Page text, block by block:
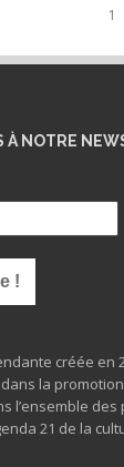
1
À NOTRE
créée en
la
l’ensemble
21 de la